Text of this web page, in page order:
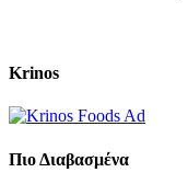
Krinos
Πιο Διαβασμένα